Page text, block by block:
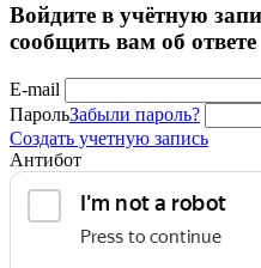
Войдите в учётную
сообщить вам об ответе
E-mail
ПарольЗабыли пароль?
Создать учетную запись
Антибот